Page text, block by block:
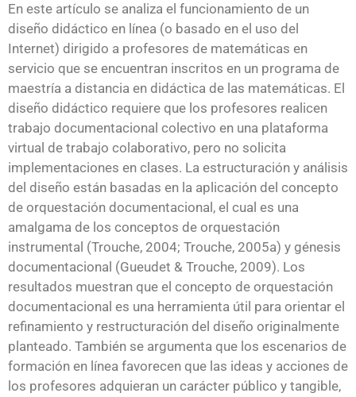
En este artículo se analiza el funcionamiento de un
diseño didáctico en línea (o basado en el uso del
Internet) dirigido a profesores de matemáticas en
servicio que se encuentran inscritos en un programa de
maestría a distancia en didáctica de las matemáticas. El
diseño didáctico requiere que los profesores realicen
trabajo documentacional colectivo en una plataforma
virtual de trabajo colaborativo, pero no solicita
implementaciones en clases. La estructuración y análisis
del diseño están basadas en la aplicación del concepto
de orquestación documentacional, el cual es una
amalgama de los conceptos de orquestación
instrumental (Trouche, 2004; Trouche, 2005a) y génesis
documentacional (Gueudet & Trouche, 2009). Los
resultados muestran que el concepto de orquestación
documentacional es una herramienta útil para orientar el
refinamiento y restructuración del diseño originalmente
planteado. También se argumenta que los escenarios de
formación en línea favorecen que las ideas y acciones de
los profesores adquieran un carácter público y tangible,